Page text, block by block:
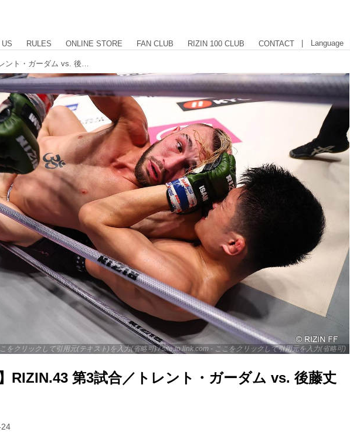
RULES ONLINE STORE FAN CLUB RIZIN 100 CLUB CONTACT | Language
をクリックして引用元(テキスト)を入力(省略可) / site.to.link.com - ここをクリックして引用元を入力(省略可)
】RIZIN.43 第3試合／トレント・ガーダム vs. 後藤丈